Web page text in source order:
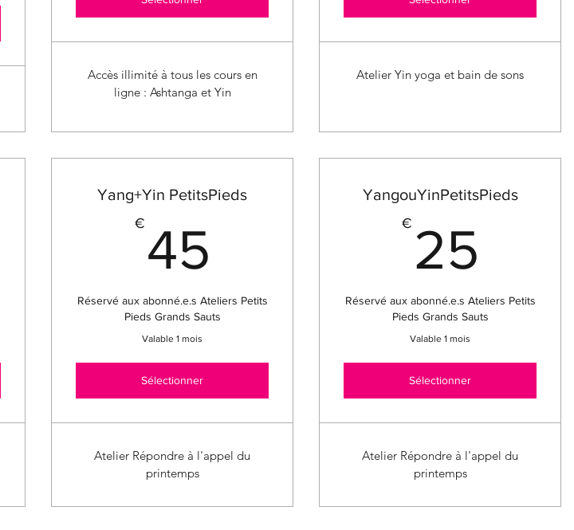
Accès illimité à tous les cours en
ligne : Ashtanga et Yin
Atelier Yin yoga et bain de sons
Yang+Yin PetitsPieds
€ 45
Réservé aux abonné.e.s Ateliers Petits
Pieds Grands Sauts
Valable 1 mois
Sélectionner
Atelier Répondre à l'appel du
printemps
YangouYinPetitsPieds
€ 25
Réservé aux abonné.e.s Ateliers Petits
Pieds Grands Sauts
Valable 1 mois
Sélectionner
Atelier Répondre à l'appel du
printemps